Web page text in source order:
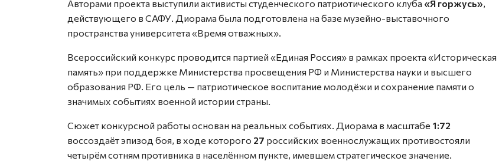
Авторами проекта выступили активисты студенческого патриотического клуба «Я горжусь»,
действующего в САФУ. Диорама была подготовлена на базе музейно-выставочного
пространства университета «Время отважных».
Всероссийский конкурс проводится партией «Единая Россия» в рамках проекта «Историческая
память» при поддержке Министерства просвещения РФ и Министерства науки и высшего
образования РФ. Его цель — патриотическое воспитание молодёжи и сохранение памяти о
значимых событиях военной истории страны.
Сюжет конкурсной работы основан на реальных событиях. Диорама в масштабе 1:72
воссоздаёт эпизод боя, в ходе которого 27 российских военнослужащих противостояли
четырём сотням противника в населённом пункте, имевшем стратегическое значение.